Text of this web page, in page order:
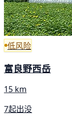
低风险
富良野西岳
15 km
7起出没